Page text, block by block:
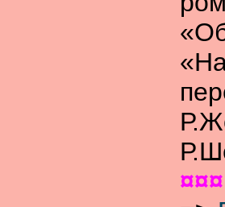
¤¤¤